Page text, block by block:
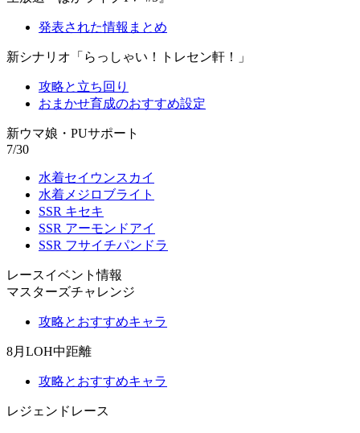
発表された情報まとめ
新シナリオ「らっしゃい！トレセン軒！」
攻略と立ち回り
おまかせ育成のおすすめ設定
新ウマ娘・PUサポート
7/30
水着セイウンスカイ
水着メジロブライト
SSR キセキ
SSR アーモンドアイ
SSR フサイチパンドラ
レースイベント情報
マスターズチャレンジ
攻略とおすすめキャラ
8月LOH中距離
攻略とおすすめキャラ
レジェンドレース